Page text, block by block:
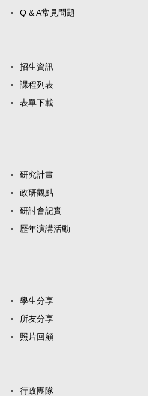
Q & A常見問題
招生資訊
課程列表
表單下載
研究計畫
政研觀點
研討會記實
歷年演講活動
學生分享
所友分享
照片回顧
行政團隊